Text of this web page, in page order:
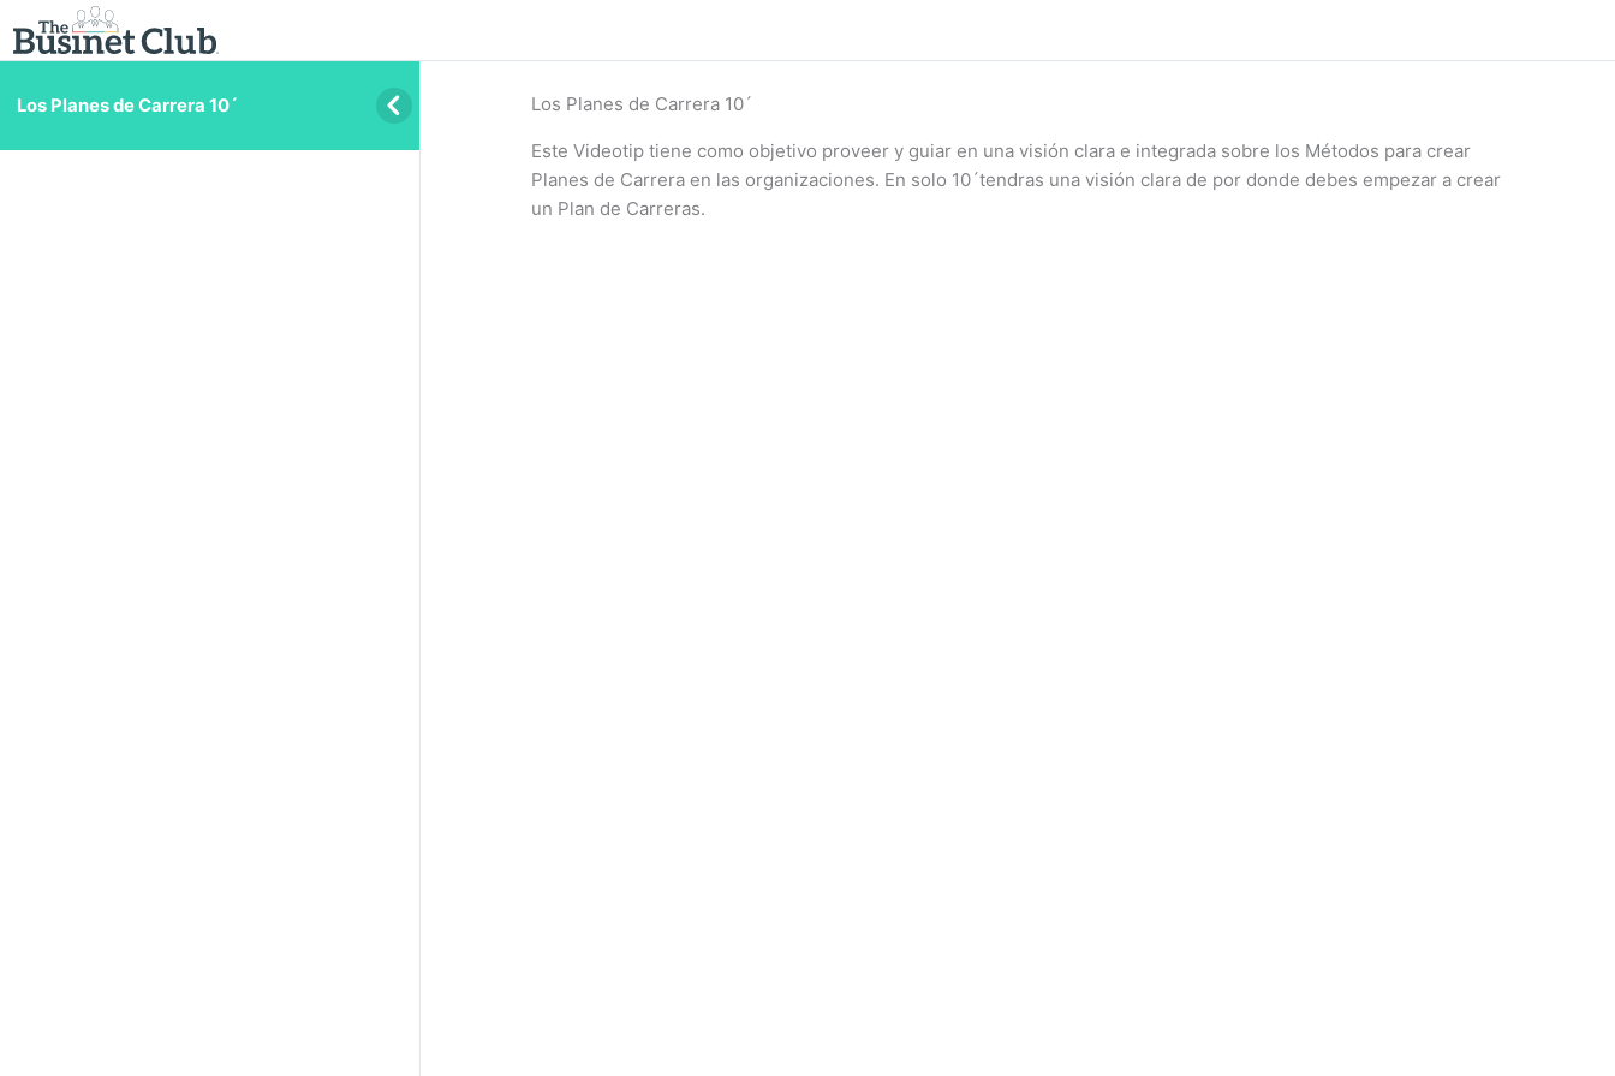
Los Planes de Carrera 10´ Los Planes de Carrera 10´
Este Videotip tiene como objetivo proveer y guiar en una visión clara e integrada sobre los Métodos para crear
Planes de Carrera en las organizaciones. En solo 10´tendras una visión clara de por donde debes empezar a crear
un Plan de Carreras.